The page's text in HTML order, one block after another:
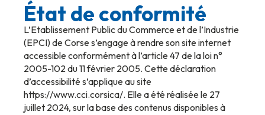
État de conformité
L’Etablissement Public du Commerce et de l’Industrie
(EPCI) de Corse s’engage à rendre son site internet
accessible conformément à l’article 47 de la loi n°
2005-102 du 11 février 2005. Cette déclaration
d’accessibilité s’applique au site
https://www.cci.corsica/. Elle a été réalisée le 27
juillet 2024, sur la base des contenus disponibles à